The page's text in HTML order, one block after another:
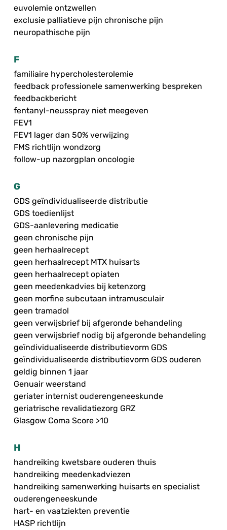
euvolemie ontzwellen
exclusie palliatieve pijn chronische pijn
neuropathische pijn
F
familiaire hypercholesterolemie
feedback professionele samenwerking bespreken
feedbackbericht
fentanyl-neusspray niet meegeven
FEV1
FEV1 lager dan 50% verwijzing
FMS richtlijn wondzorg
follow-up nazorgplan oncologie
G
GDS geïndividualiseerde distributie
GDS toedienlijst
GDS-aanlevering medicatie
geen chronische pijn
geen herhaalrecept
geen herhaalrecept MTX huisarts
geen herhaalrecept opiaten
geen meedenkadvies bij ketenzorg
geen morfine subcutaan intramusculair
geen tramadol
geen verwijsbrief bij afgeronde behandeling
geen verwijsbrief nodig bij afgeronde behandeling
geïndividualiseerde distributievorm GDS
geïndividualiseerde distributievorm GDS ouderen
geldig binnen 1 jaar
Genuair weerstand
geriater internist ouderengeneeskunde
geriatrische revalidatiezorg GRZ
Glasgow Coma Score >10
H
handreiking kwetsbare ouderen thuis
handreiking meedenkadviezen
handreiking samenwerking huisarts en specialist
ouderengeneeskunde
hart- en vaatziekten preventie
HASP richtlijn